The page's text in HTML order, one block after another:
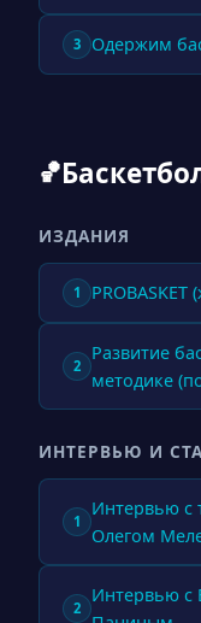
3 Одержим
🏀
ИЗДАНИЯ
1 PROBASKET
2
Развитие
методике
ИНТЕРВЬЮ И
1
Интервью с
Олегом
2
Интервью с